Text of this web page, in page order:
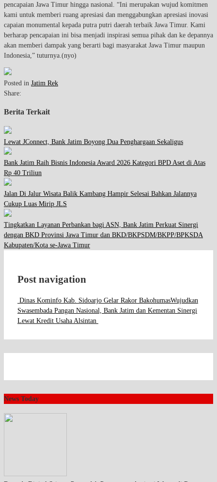
pencapaian Jawa Timur hingga nasional. “Ini merupakan wujud komitmen
kami untuk memberi ruang apresiasi dan menggabungkan apresiasi inovasi
capaian monumental kepada putra putri daerah terbaik Jawa Timur. Kami
berharap pencapaian ini bisa menjadi inspirasi semua pihak dan ke depannya
akan memberi dampak yang berarti bagi masyarakat Jawa Timur maupun
Indonesia,” tuturnya.(nyo)
Posted in Jatim Rek
Share:
Berita Terkait
Lewat JConnect, Bank Jatim Boyong Dua Penghargaan Sekaligus
Bank Jatim Raih Bisnis Indonesia Award 2026 Kategori BPD Aset di Atas
Rp 40 Triliun
Jalan Di Jalur Wisata Balik Kambang Hampir Selesai Bahkan Jalannya
Cukup Luas Mirip JLS
Tingkatkan Layanan Perbankan bagi ASN, Bank Jatim Perkuat Sinergi
dengan BKD Provinsi Jawa Timur dan BKD/BKPSDM/BKPP/BPKSDA
Kabupaten/Kota se-Jawa Timur
Post navigation
Dinas Kominfo Kab. Sidoarjo Gelar Rakor BakohumasWujudkan
Swasembada Pangan Nasional, Bank Jatim dan Kementan Sinergi
Lewat Kredit Usaha Alsintan
News Today